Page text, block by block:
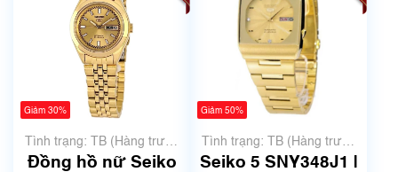
Giảm 30%
Tình trạng: TB (Hàng trưng
bày, thanh lý)
Đồng hồ nữ Seiko
Giảm 50%
Tình trạng: TB (Hàng trưng
bày, thanh lý)
Seiko 5 SNY348J1 |